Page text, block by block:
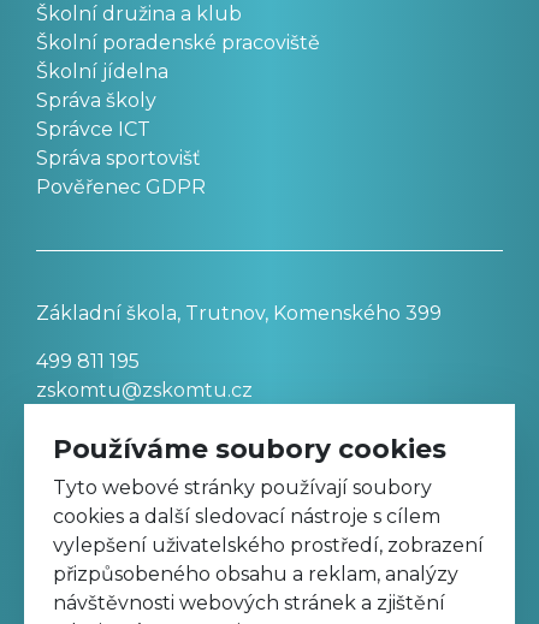
Školní družina a klub
Školní poradenské pracoviště
Školní jídelna
Správa školy
Správce ICT
Správa sportovišť
Pověřenec GDPR
Základní škola, Trutnov, Komenského 399
499 811 195
zskomtu@zskomtu.cz
Prohlášení o přístupnosti stránek
Nastavení cookies
Používáme soubory cookies
Tyto webové stránky používají soubory
cookies a další sledovací nástroje s cílem
vylepšení uživatelského prostředí, zobrazení
přizpůsobeného obsahu a reklam, analýzy
návštěvnosti webových stránek a zjištění